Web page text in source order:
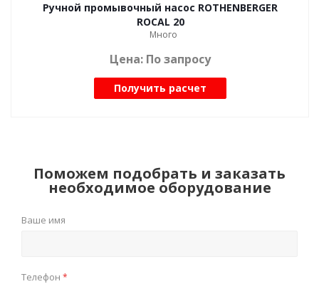
Ручной промывочный насос ROTHENBERGER
ROCAL 20
Много
Цена: По запросу
Получить расчет
Поможем подобрать и заказать
необходимое оборудование
Ваше имя
Телефон *